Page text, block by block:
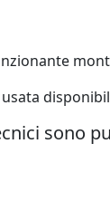
sono